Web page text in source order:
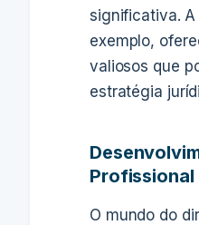
significativa. A
exemplo,
valiosos que
estratégia
Profissional
O mundo do